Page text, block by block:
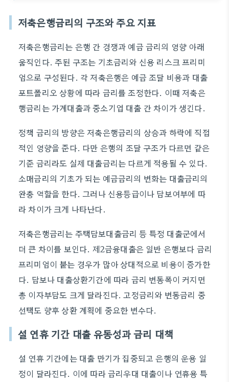
저축은행금리의 구조와 주요 지표
저축은행금리는 은행 간 경쟁과 예금 금리의 영향 아래
움직인다. 주된 구조는 기초금리와 신용 리스크 프리미
엄으로 구성된다. 각 저축은행은 예금 조달 비용과 대출
포트폴리오 상황에 따라 금리를 조정한다. 이때 저축은
행금리는 가계대출과 중소기업 대출 간 차이가 생긴다.
정책 금리의 방향은 저축은행금리의 상승과 하락에 직접
적인 영향을 준다. 다만 은행의 조달 구조가 다르면 같은
기준 금리라도 실제 대출금리는 다르게 적용될 수 있다.
소매금리의 기초가 되는 예금금리의 변화는 대출금리의
완충 역할을 한다. 그러나 신용등급이나 담보여부에 따
라 차이가 크게 나타난다.
저축은행금리는 주택담보대출금리 등 특정 대출군에서
더 큰 차이를 보인다. 제2금융대출은 일반 은행보다 금리
프리미엄이 붙는 경우가 많아 상대적으로 비용이 증가한
다. 담보나 대출상환기간에 따라 금리 변동폭이 커지면
총 이자부담도 크게 달라진다. 고정금리와 변동금리 중
선택도 향후 상환 계획에 중요한 변수다.
설 연휴 기간 대출 유동성과 금리 대책
설 연휴 기간에는 대출 만기가 집중되고 은행의 운용 일
정이 달라진다. 이에 따라 금리우대 대출이나 연휴용 특